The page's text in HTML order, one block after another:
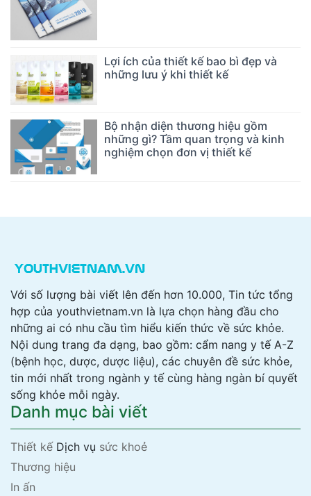
Lợi ích của thiết kế bao bì đẹp và
những lưu ý khi thiết kế
Bộ nhận diện thương hiệu gồm
những gì? Tầm quan trọng và kinh
nghiệm chọn đơn vị thiết kế
Với số lượng bài viết lên đến hơn 10.000, Tin tức tổng
hợp của youthvietnam.vn là lựa chọn hàng đầu cho
những ai có nhu cầu tìm hiểu kiến thức về sức khỏe.
Nội dung trang đa dạng, bao gồm: cẩm nang y tế A-Z
(bệnh học, dược, dược liệu), các chuyên đề sức khỏe,
tin mới nhất trong ngành y tế cùng hàng ngàn bí quyết
sống khỏe mỗi ngày.
Danh mục bài viết
Thiết kếDịch vụ sức khoẻ
Thương hiệu
In ấn